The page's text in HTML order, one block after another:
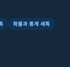
확률과 통계 세특